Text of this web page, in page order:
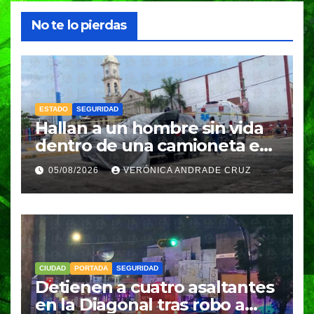
No te lo pierdas
ESTADO SEGURIDAD
Hallan a un hombre sin vida
dentro de una camioneta en
Tenampulco; investigan
homicidio
05/08/2026 VERÓNICA ANDRADE CRUZ
CIUDAD PORTADA SEGURIDAD
Detienen a cuatro asaltantes
en la Diagonal tras robo a